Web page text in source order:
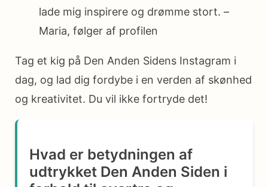
lade mig inspirere og drømme stort. –
Maria, følger af profilen
Tag et kig på Den Anden Sidens Instagram i
dag, og lad dig fordybe i en verden af skønhed
og kreativitet. Du vil ikke fortryde det!
Hvad er betydningen af
udtrykket Den Anden Siden i